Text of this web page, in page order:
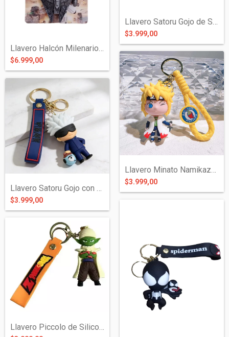
Llavero Halcón Milenario Star Wars de Me...
$6.999,00
$3.999,00
$3.999,00
Llavero Minato Namikaze de Silicona - Na...
$3.999,00